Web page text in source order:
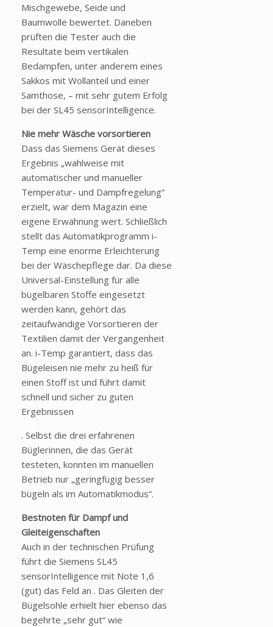
Mischgewebe, Seide und
Baumwolle bewertet. Daneben
prüften die Tester auch die
Resultate beim vertikalen
Bedampfen, unter anderem eines
Sakkos mit Wollanteil und einer
Samthose, – mit sehr gutem Erfolg
bei der SL45 sensorIntelligence.
Nie mehr Wäsche vorsortieren
Dass das Siemens Gerät dieses
Ergebnis „wahlweise mit
automatischer und manueller
Temperatur- und Dampfregelung“
erzielt, war dem Magazin eine
eigene Erwähnung wert. Schließlich
stellt das Automatikprogramm i-
Temp eine enorme Erleichterung
bei der Wäschepflege dar. Da diese
Universal-Einstellung für alle
bügelbaren Stoffe eingesetzt
werden kann, gehört das
zeitaufwändige Vorsortieren der
Textilien damit der Vergangenheit
an. i-Temp garantiert, dass das
Bügeleisen nie mehr zu heiß für
einen Stoff ist und führt damit
schnell und sicher zu guten
Ergebnissen
. Selbst die drei erfahrenen
Büglerinnen, die das Gerät
testeten, konnten im manuellen
Betrieb nur „geringfügig besser
bügeln als im Automatikmodus“.
Bestnoten für Dampf und
Gleiteigenschaften
Auch in der technischen Prüfung
führt die Siemens SL45
sensorIntelligence mit Note 1,6
(gut) das Feld an . Das Gleiten der
Bügelsohle erhielt hier ebenso das
begehrte „sehr gut“ wie